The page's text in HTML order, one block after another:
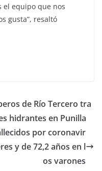
el equipo que nos
gusta”, resaltó
de Río Tercero tra
hidrantes en Punilla
por coronavir
y de 72,2 años en l
os varones